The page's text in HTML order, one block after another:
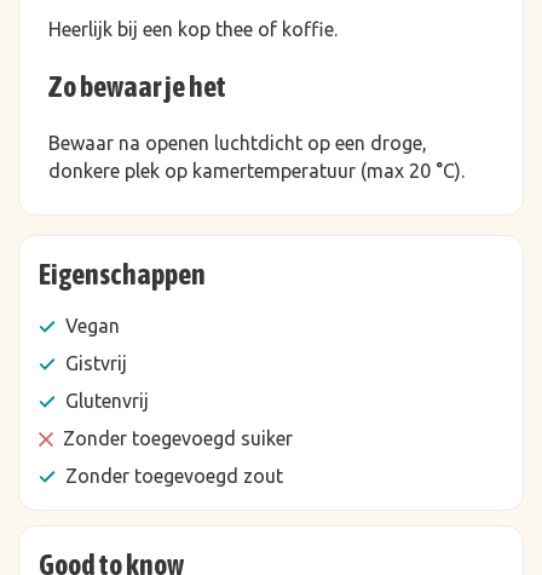
Heerlijk bij een kop thee of koffie.
Zo bewaar je het
Bewaar na openen luchtdicht op een droge,
donkere plek op kamertemperatuur (max 20 °C).
Eigenschappen
Vegan
Gistvrij
Glutenvrij
Zonder toegevoegd suiker
Zonder toegevoegd zout
Good to know